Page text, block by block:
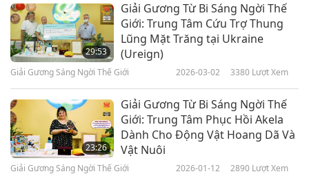
29:53
Giải Gương Từ Bi Sáng Ngời Thế
Giới: Trung Tâm Cứu Trợ Thung
Lũng Mặt Trăng tại Ukraine
(Ureign)
Giải Gương Sáng Ngời Thế Giới 2026-03-02 3380 Lượt Xem
23:26
Giải Gương Từ Bi Sáng Ngời Thế
Giới: Trung Tâm Phục Hồi Akela
Dành Cho Động Vật Hoang Dã Và
Vật Nuôi
Giải Gương Sáng Ngời Thế Giới 2026-01-12 2890 Lượt Xem